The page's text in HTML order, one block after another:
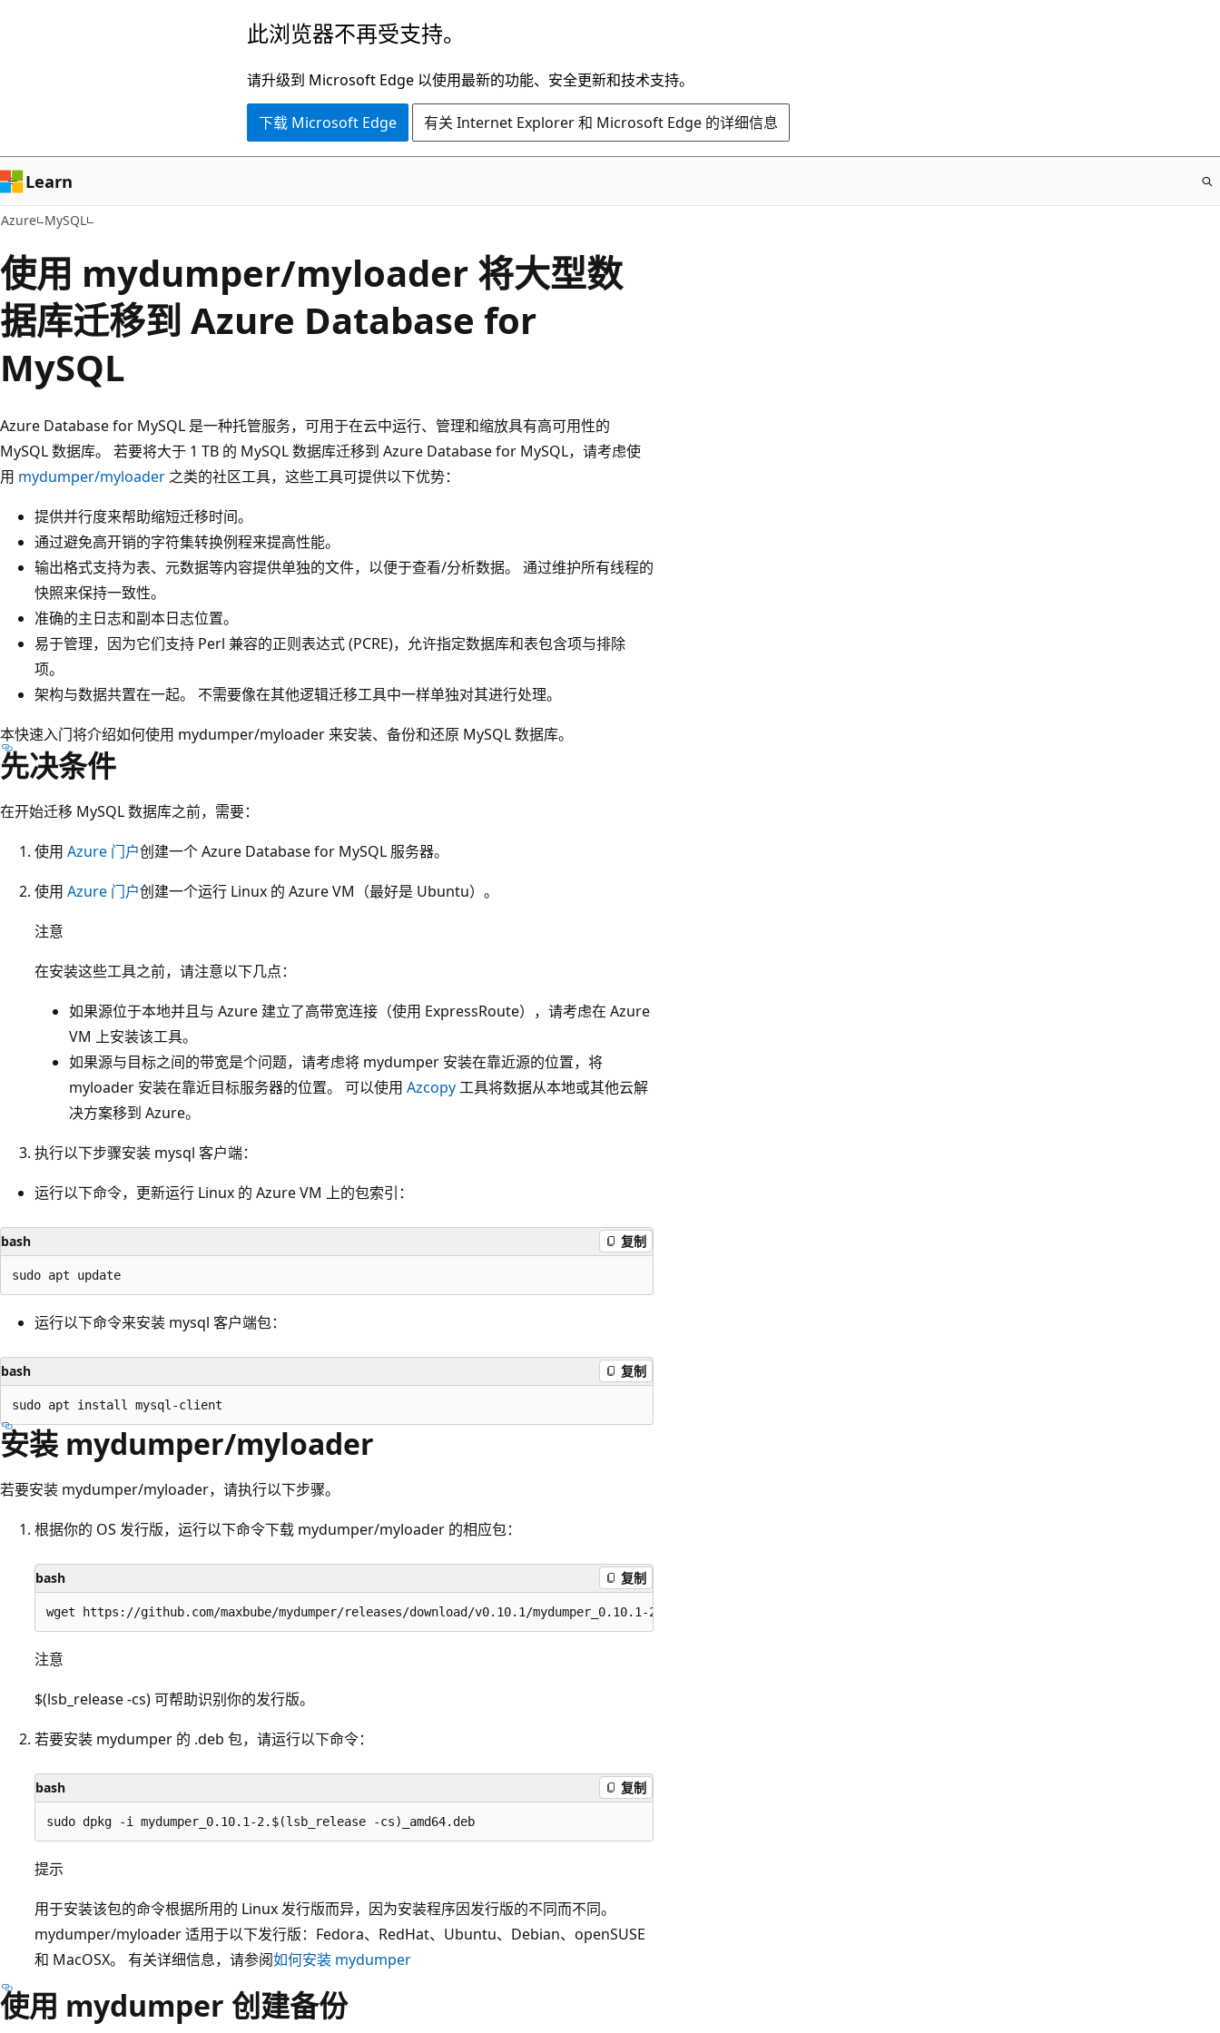
容
此浏览器不再受支持。
请升级到 Microsoft Edge 以使用最新的功能、安全更新和技术支持。
下载 Microsoft Edge 有关 Internet Explorer 和 Microsoft Edge 的详细信息
Learn
Azure MySQL
使用 mydumper/myloader 将大型数
据库迁移到 Azure Database for
MySQL
Azure Database for MySQL 是一种托管服务，可用于在云中运行、管理和缩放具有高可用性的
MySQL 数据库。 若要将大于 1 TB 的 MySQL 数据库迁移到 Azure Database for MySQL，请考虑使
用 mydumper/myloader 之类的社区工具，这些工具可提供以下优势：
提供并行度来帮助缩短迁移时间。
通过避免高开销的字符集转换例程来提高性能。
输出格式支持为表、元数据等内容提供单独的文件，以便于查看/分析数据。 通过维护所有线程的
快照来保持一致性。
准确的主日志和副本日志位置。
易于管理，因为它们支持 Perl 兼容的正则表达式 (PCRE)，允许指定数据库和表包含项与排除
项。
架构与数据共置在一起。 不需要像在其他逻辑迁移工具中一样单独对其进行处理。
本快速入门将介绍如何使用 mydumper/myloader 来安装、备份和还原 MySQL 数据库。
先决条件
在开始迁移 MySQL 数据库之前，需要：
使用 Azure 门户创建一个 Azure Database for MySQL 服务器。
使用 Azure 门户创建一个运行 Linux 的 Azure VM（最好是 Ubuntu）。
注意
在安装这些工具之前，请注意以下几点：
如果源位于本地并且与 Azure 建立了高带宽连接（使用 ExpressRoute），请考虑在 Azure
VM 上安装该工具。
如果源与目标之间的带宽是个问题，请考虑将 mydumper 安装在靠近源的位置，将
myloader 安装在靠近目标服务器的位置。 可以使用 Azcopy工具将数据从本地或其他云解
决方案移到 Azure。
执行以下步骤安装 mysql 客户端：
运行以下命令，更新运行 Linux 的 Azure VM 上的包索引：
bash 复制
运行以下命令来安装 mysql 客户端包：
bash 复制
安装 mydumper/myloader
若要安装 mydumper/myloader，请执行以下步骤。
根据你的 OS 发行版，运行以下命令下载 mydumper/myloader 的相应包：
bash 复制
注意
$(lsb_release -cs) 可帮助识别你的发行版。
若要安装 mydumper 的 .deb 包，请运行以下命令：
bash 复制
提示
用于安装该包的命令根据所用的 Linux 发行版而异，因为安装程序因发行版的不同而不同。
mydumper/myloader 适用于以下发行版：Fedora、RedHat、Ubuntu、Debian、openSUSE
和 MacOSX。 有关详细信息，请参阅如何安装 mydumper
使用 mydumper 创建备份